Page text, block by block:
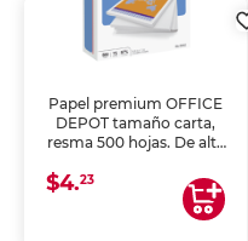
Papel premium OFFICE
DEPOT tamaño carta,
resma 500 hojas. De alta
uniforme, ideal para
impresoras de inyección
de tinta y láser,
$4.23